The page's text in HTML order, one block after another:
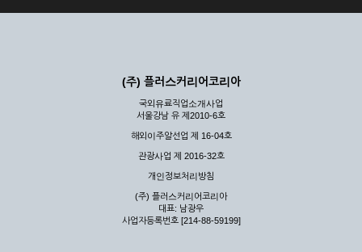
(주) 플러스커리어코리아
국외유료직업소개사업
서울강남 유 제2010-6호
해외이주알선업 제 16-04호
관광사업 제 2016-32호
개인정보처리방침
(주) 플러스커리어코리아
대표: 남광우
사업자등록번호 [214-88-59199]